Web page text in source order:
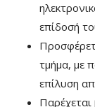
επίδοσή
τμήμα, με
επίλυση